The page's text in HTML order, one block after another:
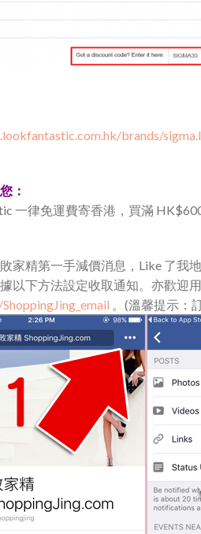
brands/
：
一律免運費寄香港，買滿
家精第一手減價消息，Like 了我
以下方法設定收取通知。亦歡迎
。(溫馨提示：